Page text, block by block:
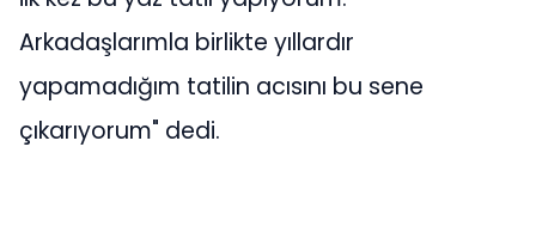
Arkadaşlarımla birlikte yıllardır
yapamadığım tatilin acısını bu sene
çıkarıyorum" dedi.